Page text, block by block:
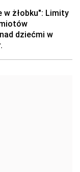
w żłobku": Limity
dziećmi w